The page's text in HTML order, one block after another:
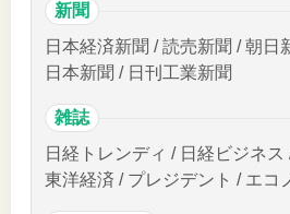
新聞
日本経済新聞 / 読売新聞 / 朝日
日本新聞 / 日刊工業新聞
雑誌
日経トレンディ / 日経ビジネス
東洋経済 / プレジデント / エコ